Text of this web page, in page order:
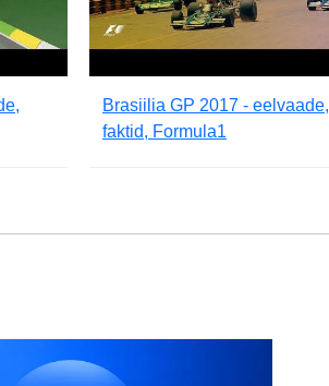
Brasiilia GP 2017 - eelvaade,
faktid, Formula1